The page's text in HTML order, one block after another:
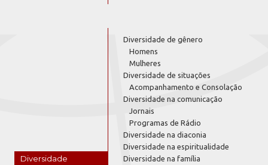
Diversidade
Diversidade de gênero
Homens
Mulheres
Diversidade de situações
Acompanhamento e Consolação
Diversidade na comunicação
Jornais
Programas de Rádio
Diversidade na diaconia
Diversidade na espiritualidade
Diversidade na família